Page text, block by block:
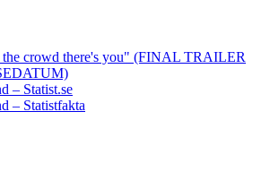
the crowd there's you" (FINAL TRAILER
– Statist.se
– Statistfakta